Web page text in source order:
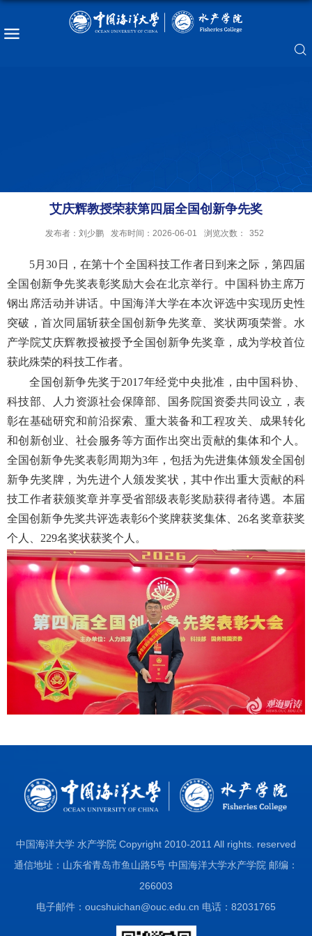
艾庆辉教授荣获第四届全国创新争先奖
发布者：刘少鹏 发布时间：2026-06-01 浏览次数： 352
5月30日，在第十个全国科技工作者日到来之际，第四届
全国创新争先奖表彰奖励大会在北京举行。中国科协主席万
钢出席活动并讲话。 中国海洋大学在本次评选中实现历史性
突破，首次同届斩获全国创新争先奖章、奖状两项荣誉。水
产学院艾庆辉教授被授予全国创新争先奖章，成为学校首位
获此殊荣的科技工作者。
全国创新争先奖于2017年经党中央批准，由中国科协、
科技部、人力资源社会保障部、国务院国资委共同设立，表
彰在基础研究和前沿探索、重大装备和工程攻关、成果转化
和创新创业、社会服务等方面作出突出贡献的集体和个人。
全国创新争先奖表彰周期为3年，包括为先进集体颁发全国创
新争先奖牌，为先进个人颁发奖状，其中作出重大贡献的科
技工作者获颁奖章并享受省部级表彰奖励获得者待遇。本届
全国创新争先奖共评选表彰6个奖牌获奖集体、26名奖章获奖
个人、229名奖状获奖个人。
中国海洋大学 水产学院 Copyright 2010-2011 All rights. reserved
通信地址：山东省青岛市鱼山路5号 中国海洋大学水产学院 邮编：
266003
电子邮件：oucshuichan@ouc.edu.cn 电话：82031765